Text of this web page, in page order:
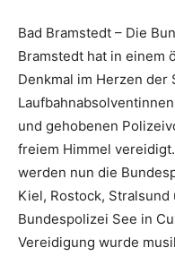
Bad Bramstedt – Die
Bramstedt hat in einem
Denkmal im Herzen der
und gehobenen
freiem Himmel
werden nun die
Kiel, Rostock,
Bundespolizei See in
Vereidigung wurde